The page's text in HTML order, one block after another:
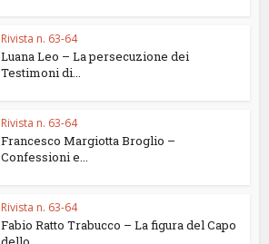
Rivista n. 63-64
Luana Leo – La persecuzione dei
Testimoni di...
Rivista n. 63-64
Francesco Margiotta Broglio –
Confessioni e...
Rivista n. 63-64
Fabio Ratto Trabucco – La figura del Capo